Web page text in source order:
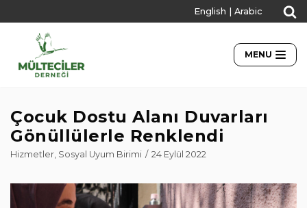
English Arabic
MENU
Çocuk Dostu Alanı Duvarları
Gönüllülerle Renklendi
Hizmetler, Sosyal Uyum Birimi 24 Eylül 2022